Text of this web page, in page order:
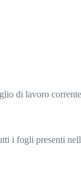
di lavoro
i fogli presenti